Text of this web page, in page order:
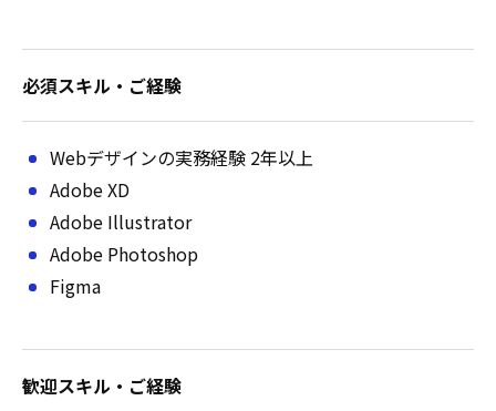
必須スキル・ご経験
Webデザインの実務経験 2年以上
Adobe XD
Adobe Illustrator
Adobe Photoshop
Figma
歓迎スキル・ご経験